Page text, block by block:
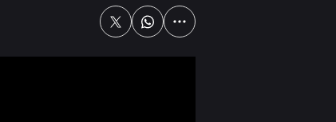
görüşme
Heybeliada Deniz